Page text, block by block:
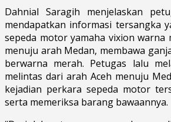
Dahnial Saragih menjelaskan
mendapatkan informasi tersangka
sepeda motor yamaha vixion warna
menuju arah Medan, membawa
berwarna merah. Petugas lalu
melintas dari arah Aceh menuju
kejadian perkara sepeda motor
serta memeriksa barang bawaannya.